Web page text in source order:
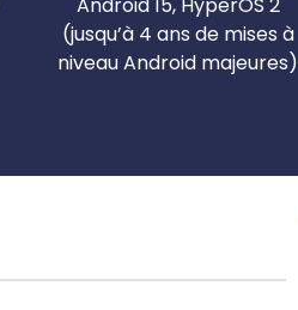
(jusqu’à 4 ans de mises à
niveau Android majeures)